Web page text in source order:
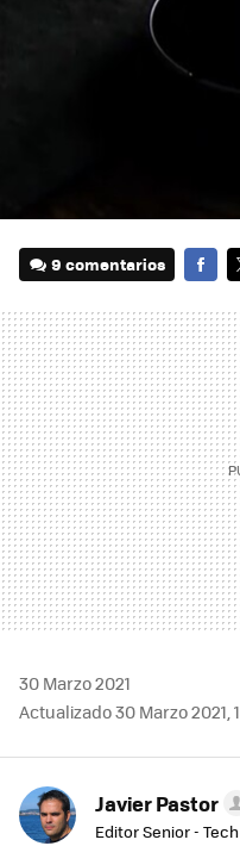
9 comentarios
30 Marzo 2021
Actualizado 30 Marzo 2021,
Javier Pastor
Editor Senior - Tech